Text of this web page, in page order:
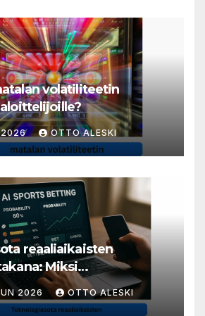
volatiliteetin
2026 OTTO ALESKI
reaaliaikaisten
Miksi
tuli livenäpyttelyn
2026 OTTO ALESKI